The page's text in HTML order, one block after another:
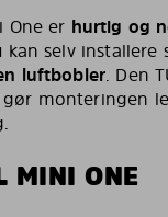
One er hurtig og
selv
luftbobler. Den
monteringen
MINI ONE